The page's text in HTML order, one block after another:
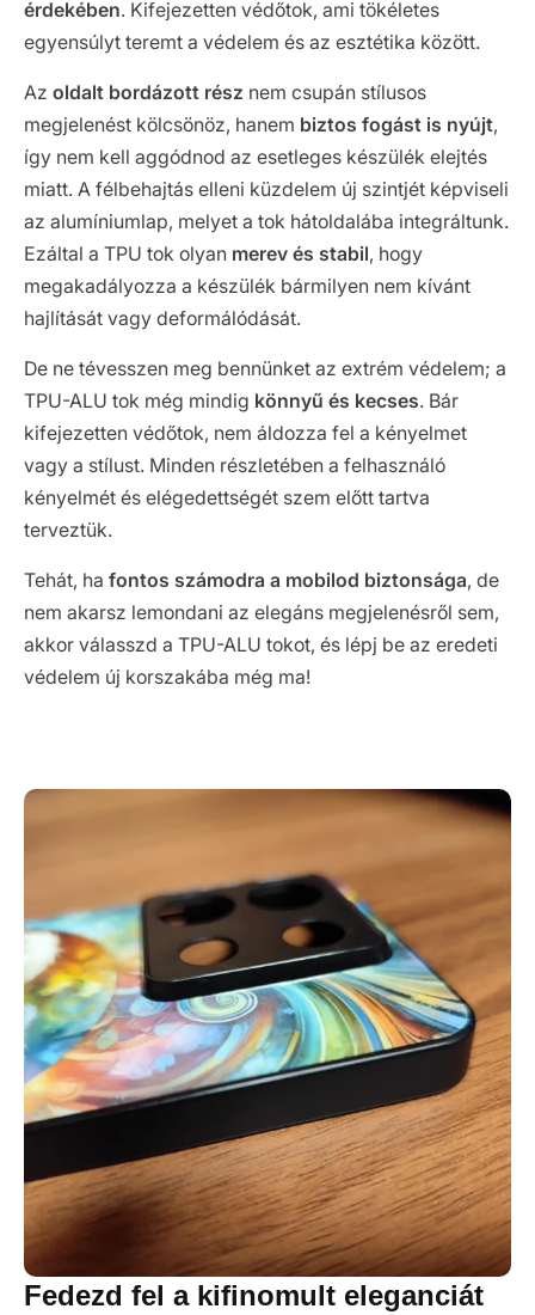
érdekében. Kifejezetten védőtok, ami tökéletes
egyensúlyt teremt a védelem és az esztétika között.
Az oldalt bordázott rész nem csupán stílusos
megjelenést kölcsönöz, hanem biztos fogást is nyújt,
így nem kell aggódnod az esetleges készülék elejtés
miatt. A félbehajtás elleni küzdelem új szintjét képviseli
az alumíniumlap, melyet a tok hátoldalába integráltunk.
Ezáltal a TPU tok olyan merev és stabil, hogy
megakadályozza a készülék bármilyen nem kívánt
hajlítását vagy deformálódását.
De ne tévesszen meg bennünket az extrém védelem; a
TPU-ALU tok még mindig könnyű és kecses. Bár
kifejezetten védőtok, nem áldozza fel a kényelmet
vagy a stílust. Minden részletében a felhasználó
kényelmét és elégedettségét szem előtt tartva
terveztük.
Tehát, ha fontos számodra a mobilod biztonsága, de
nem akarsz lemondani az elegáns megjelenésről sem,
akkor válasszd a TPU-ALU tokot, és lépj be az eredeti
védelem új korszakába még ma!
Fedezd fel a kifinomult eleganciát